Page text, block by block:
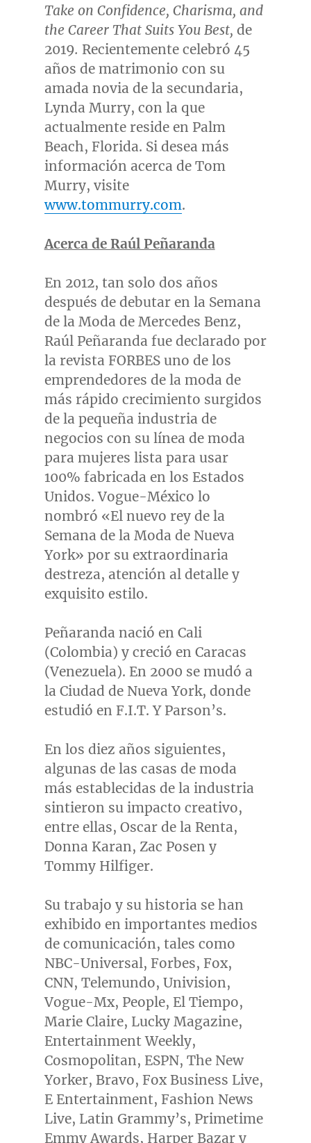
Take on Confidence, Charisma, and
the Career That Suits You Best, de
2019. Recientemente celebró 45
años de matrimonio con su
amada novia de la secundaria,
Lynda Murry, con la que
actualmente reside en Palm
Beach, Florida. Si desea más
información acerca de Tom
Murry, visite
www.tommurry.com.
Acerca de Raúl Peñaranda
En 2012, tan solo dos años
después de debutar en la Semana
de la Moda de Mercedes Benz,
Raúl Peñaranda fue declarado por
la revista FORBES uno de los
emprendedores de la moda de
más rápido crecimiento surgidos
de la pequeña industria de
negocios con su línea de moda
para mujeres lista para usar
100% fabricada en los Estados
Unidos. Vogue-México lo
nombró «El nuevo rey de la
Semana de la Moda de Nueva
York» por su extraordinaria
destreza, atención al detalle y
exquisito estilo.
Peñaranda nació en Cali
(Colombia) y creció en Caracas
(Venezuela). En 2000 se mudó a
la Ciudad de Nueva York, donde
estudió en F.I.T. Y Parson’s.
En los diez años siguientes,
algunas de las casas de moda
más establecidas de la industria
sintieron su impacto creativo,
entre ellas, Oscar de la Renta,
Donna Karan, Zac Posen y
Tommy Hilfiger.
Su trabajo y su historia se han
exhibido en importantes medios
de comunicación, tales como
NBC-Universal, Forbes, Fox,
CNN, Telemundo, Univision,
Vogue-Mx, People, El Tiempo,
Marie Claire, Lucky Magazine,
Entertainment Weekly,
Cosmopolitan, ESPN, The New
Yorker, Bravo, Fox Business Live,
E Entertainment, Fashion News
Live, Latin Grammy’s, Primetime
Emmy Awards, Harper Bazary